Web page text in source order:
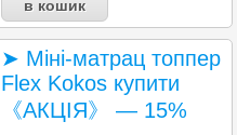
➤ Міні-матрац топпер
Flex Kokos купити
《АКЦІЯ》 — 15%